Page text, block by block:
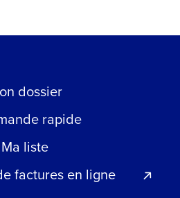
dossier
rapide
Ma liste
factures en ligne